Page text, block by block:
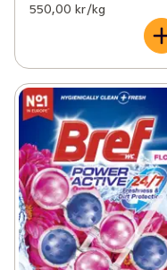
550,00 kr /kg